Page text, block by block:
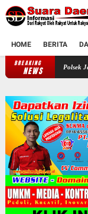
HOME BERITA
BREAKING
NEWS Seorang